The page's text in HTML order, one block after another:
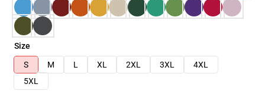
Size
S
M L XL 2XL 3XL
4XL
5XL